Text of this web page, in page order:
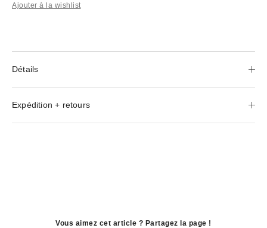
Ajouter à la wishlist
Détails
Expédition + retours
Vous aimez cet article ? Partagez la page !